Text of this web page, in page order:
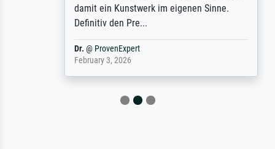
damit ein Kunstwerk im eigenen Sinne.
Definitiv den Pre...
ProvenExpert
February 3, 2026